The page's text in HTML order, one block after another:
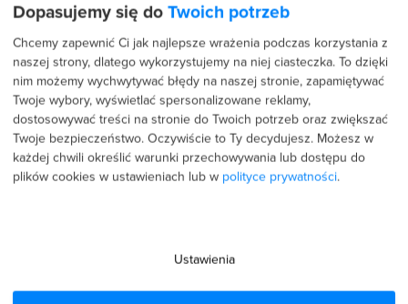
1 %
Recenzje użytkowników (140)
Dopasujemy się do Twoich potrzeb
Chcemy zapewnić Ci jak najlepsze wrażenia podczas korzystania z
naszej strony, dlatego wykorzystujemy na niej ciasteczka. To dzięki
nim możemy wychwytywać błędy na naszej stronie, zapamiętywać
Twoje wybory, wyświetlać spersonalizowane reklamy,
dostosowywać treści na stronie do Twoich potrzeb oraz zwiększać
Twoje bezpieczeństwo. Oczywiście to Ty decydujesz. Możesz w
każdej chwili określić warunki przechowywania lub dostępu do
plików cookies w ustawieniach lub w polityce prywatności.
Ustawienia